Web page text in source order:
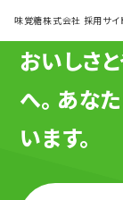
味覚糖株式会社 採用サイ
おいしさ
へ。 あな
います。